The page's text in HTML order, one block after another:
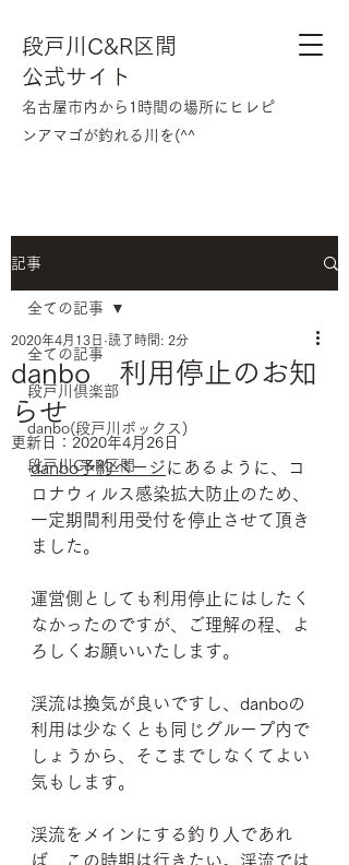
段戸川C&R区間
公式サイト
​名古屋市内から1時間の場所にヒレピ
ンアマゴが釣れる川を(^^
記事
全ての記事
段戸川倶楽部
danbo(段戸川ボックス)
段戸川C&R区間
全ての記事
danbo 利用停止のお知
らせ
2020年4月13日 読了時間: 2分
更新日： 2020年4月26日
danbo予約ページにあるように、コ
ロナウィルス感染拡大防止のため、
一定期間利用受付を停止させて頂き
ました。
運営側としても利用停止にはしたく
なかったのですが、ご理解の程、よ
ろしくお願いいたします。
渓流は換気が良いですし、danboの
利用は少なくとも同じグループ内で
しょうから、そこまでしなくてよい
気もします。
渓流をメインにする釣り人であれ
ば、この時期は行きたい。渓流では